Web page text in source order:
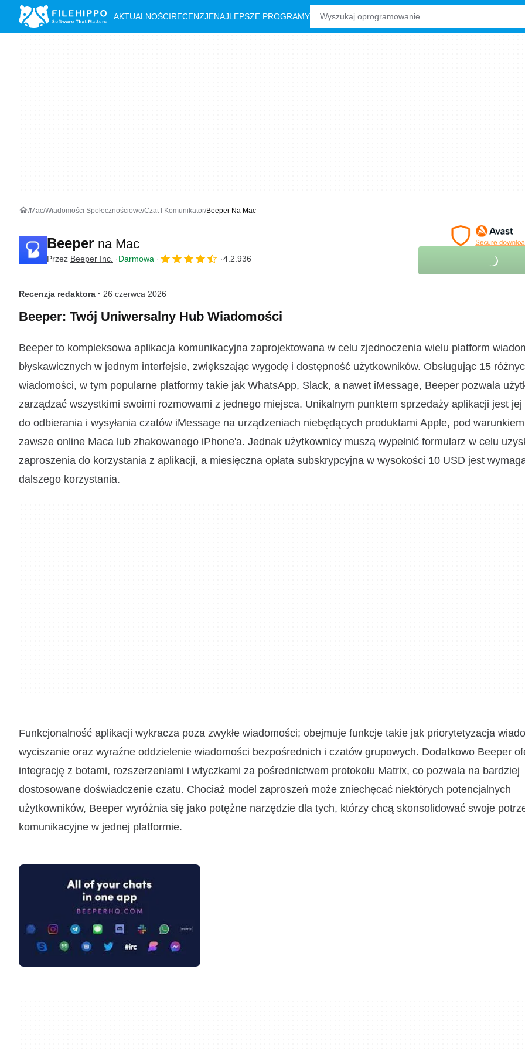
AKTUALNOŚCIRECENZJENAJLEPSZE PROGRAMY
Mac Wiadomości Społecznościowe Czat I Komunikator Beeper Na Mac
Beeper na Mac
Przez Beeper Inc. Darmowa 4.2.936
Recenzja redaktora · 26 czerwca 2026
Beeper: Twój Uniwersalny Hub Wiadomości
Beeper to kompleksowa aplikacja komunikacyjna zaprojektowana w celu zjednoczenia wielu platform
błyskawicznych w jednym interfejsie, zwiększając wygodę i dostępność użytkowników. Obsługując 15
wiadomości, w tym popularne platformy takie jak WhatsApp, Slack, a nawet iMessage, Beeper pozwala
zarządzać wszystkimi swoimi rozmowami z jednego miejsca. Unikalnym punktem sprzedaży aplikacji jest jej
do odbierania i wysyłania czatów iMessage na urządzeniach niebędących produktami Apple, pod
zawsze online Maca lub zhakowanego iPhone'a. Jednak użytkownicy muszą wypełnić formularz w celu
zaproszenia do korzystania z aplikacji, a miesięczna opłata subskrypcyjna w wysokości 10 USD jest
dalszego korzystania.
Funkcjonalność aplikacji wykracza poza zwykłe wiadomości; obejmuje funkcje takie jak priorytetyzacja
wyciszanie oraz wyraźne oddzielenie wiadomości bezpośrednich i czatów grupowych. Dodatkowo Beeper
integrację z botami, rozszerzeniami i wtyczkami za pośrednictwem protokołu Matrix, co pozwala na bardziej
dostosowane doświadczenie czatu. Chociaż model zaproszeń może zniechęcać niektórych potencjalnych
użytkowników, Beeper wyróżnia się jako potężne narzędzie dla tych, którzy chcą skonsolidować swoje
komunikacyjne w jednej platformie.